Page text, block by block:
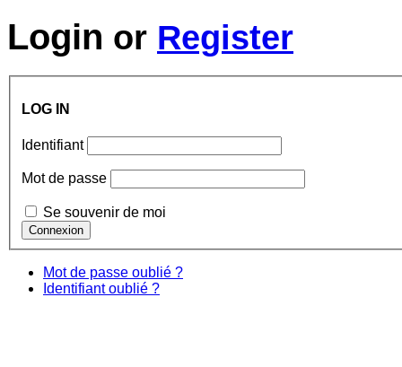
Login or Register
LOG IN
Identifiant
Mot de passe
Se souvenir de moi
Mot de passe oublié ?
Identifiant oublié ?